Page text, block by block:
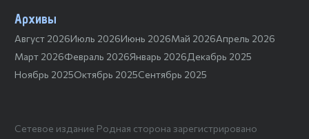
Архивы
Август 2026Июль 2026Июнь 2026Май 2026Апрель 2026
Март 2026Февраль 2026Январь 2026Декабрь 2025
Ноябрь 2025Октябрь 2025Сентябрь 2025
Сетевое издание Родная сторона зарегистрировано